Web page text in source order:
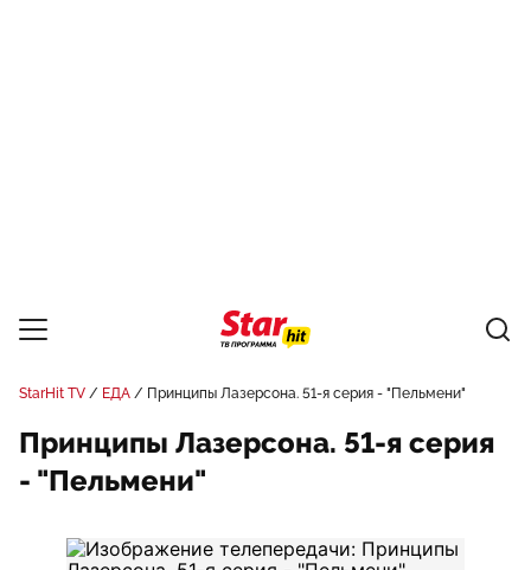
StarHit TV ЕДА Принципы Лазерсона. 51-я серия - "Пельмени"
Принципы Лазерсона. 51-я серия
- "Пельмени"